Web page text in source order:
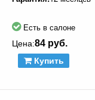
Есть в салоне
Цена:84 руб.
Купить